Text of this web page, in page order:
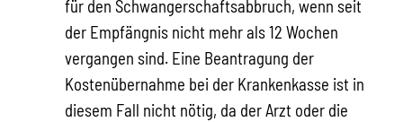
für den Schwangerschaftsabbruch, wenn seit
der Empfängnis nicht mehr als 12 Wochen
vergangen sind. Eine Beantragung der
Kostenübernahme bei der Krankenkasse ist in
diesem Fall nicht nötig, da der Arzt oder die